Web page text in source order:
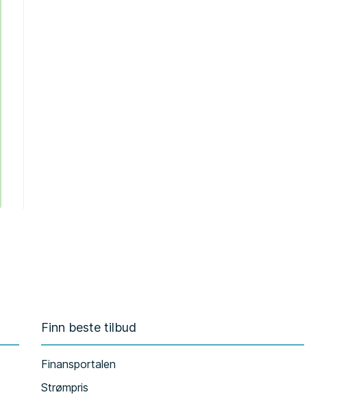
Finn beste tilbud
Finansportalen
Strømpris